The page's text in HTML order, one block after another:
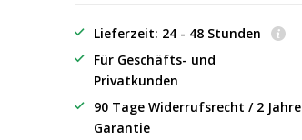
Lieferzeit: 24 - 48 Stunden
Für Geschäfts- und
Privatkunden
90 Tage Widerrufsrecht / 2 Jahre
Garantie